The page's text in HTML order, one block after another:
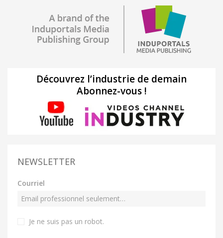
Découvrez l’industrie de demain
Abonnez-vous !
NEWSLETTER
Courriel
Je ne suis pas un robot.